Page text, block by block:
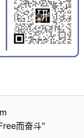
而奋斗"